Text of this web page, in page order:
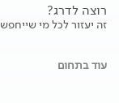
רוצה לדרג?
זה יעזור לכל מי
עוד בתחום